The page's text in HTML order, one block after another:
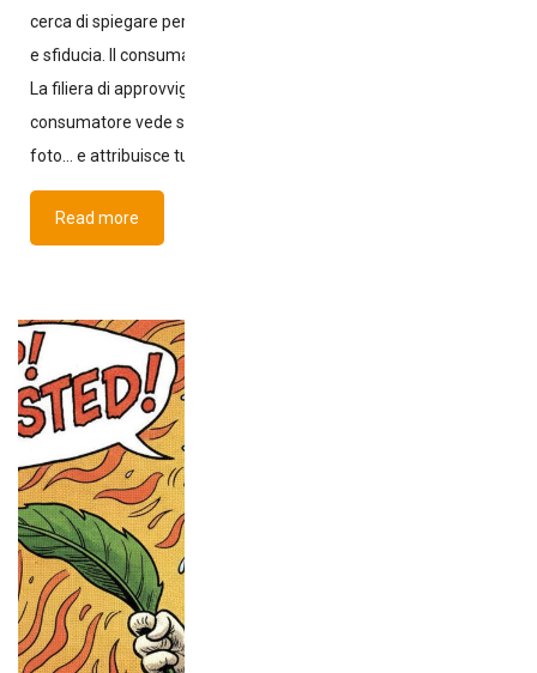
cerca di spiegare perché tale frammentazione crea confusione
e sfiducia. Il consumatore vede il punto di arrivo, non la catena
La filiera di approvvigionamento del pollo è lunga. Ma il
consumatore vede solo: il prezzo l’invenzione la pretesa la
foto… e attribuisce tutto ciò
Read more